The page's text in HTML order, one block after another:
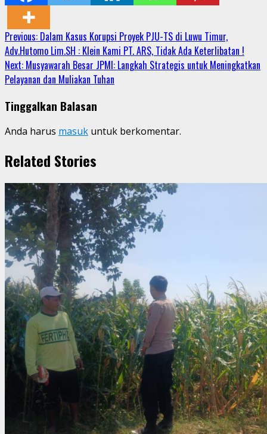
Continue
Reading
Previous: Dalam Kasus Korupsi Proyek PJU-TS di Luwu Timur,
Adv.Hutomo Lim.SH : Klein Kami PT. ARS, Tidak Ada Keterlibatan !
Next: Musyawarah Besar JPMI: Langkah Strategis untuk Meningkatkan
Pelayanan dan Muliakan Tuhan
Tinggalkan Balasan
Anda harus masuk untuk berkomentar.
Related Stories